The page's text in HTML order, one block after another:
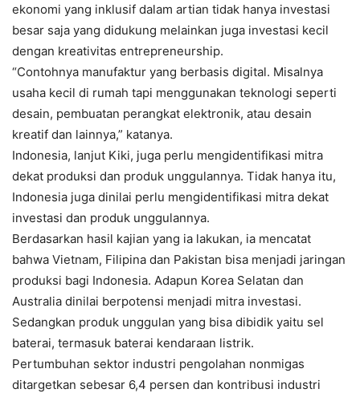
ekonomi yang inklusif dalam artian tidak hanya investasi
besar saja yang didukung melainkan juga investasi kecil
dengan kreativitas entrepreneurship.
“Contohnya manufaktur yang berbasis digital. Misalnya
usaha kecil di rumah tapi menggunakan teknologi seperti
desain, pembuatan perangkat elektronik, atau desain
kreatif dan lainnya,” katanya.
Indonesia, lanjut Kiki, juga perlu mengidentifikasi mitra
dekat produksi dan produk unggulannya. Tidak hanya itu,
Indonesia juga dinilai perlu mengidentifikasi mitra dekat
investasi dan produk unggulannya.
Berdasarkan hasil kajian yang ia lakukan, ia mencatat
bahwa Vietnam, Filipina dan Pakistan bisa menjadi jaringan
produksi bagi Indonesia. Adapun Korea Selatan dan
Australia dinilai berpotensi menjadi mitra investasi.
Sedangkan produk unggulan yang bisa dibidik yaitu sel
baterai, termasuk baterai kendaraan listrik.
Pertumbuhan sektor industri pengolahan nonmigas
ditargetkan sebesar 6,4 persen dan kontribusi industri